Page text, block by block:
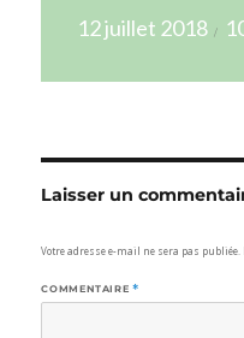
le
12 juillet 2018
Laisser un
Votre adresse e-mail ne sera pas publiée.
COMMENTAIRE *